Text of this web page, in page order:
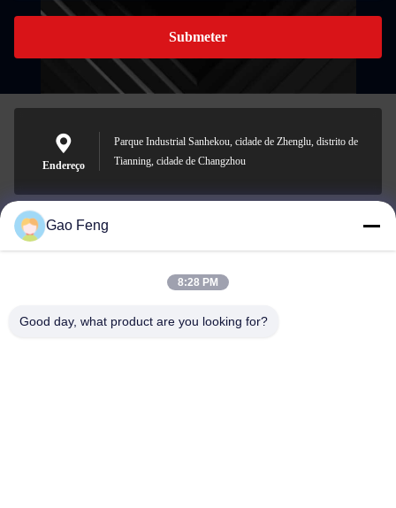
Submeter
Endereço
Parque Industrial Sanhekou, cidade de Zhenglu, distrito de
Tianning, cidade de Changzhou
suli@sulidry.com
Gao Feng
8:28 PM
Good day, what product are you looking for?